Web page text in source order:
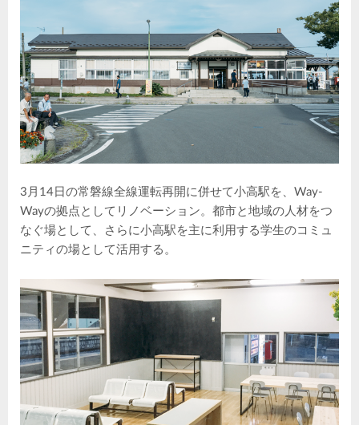
3月14日の常磐線全線運転再開に併せて小高駅を、Way-
Wayの拠点としてリノベーション。都市と地域の人材をつ
なぐ場として、さらに小高駅を主に利用する学生のコミュ
ニティの場として活用する。